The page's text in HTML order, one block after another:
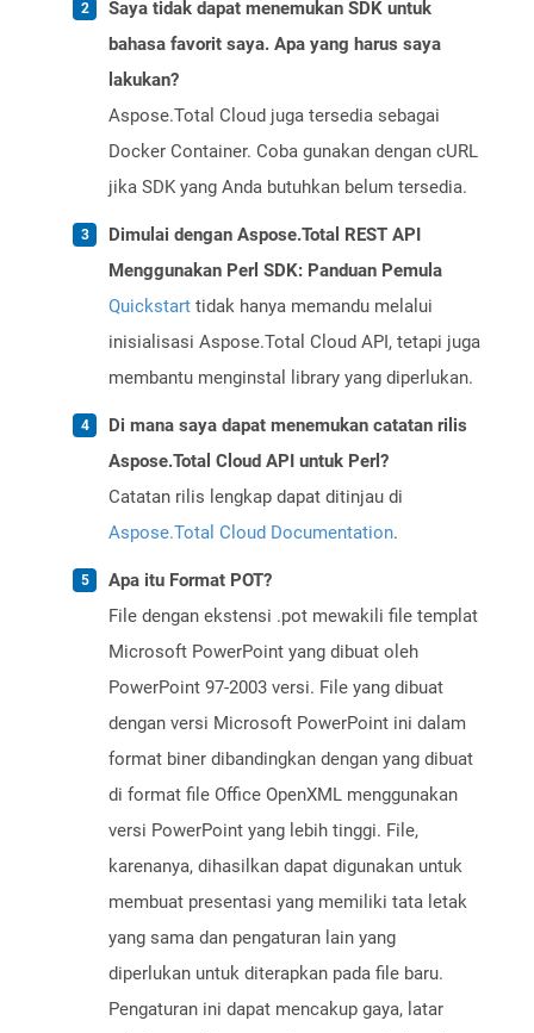
Saya tidak dapat menemukan SDK untuk
bahasa favorit saya. Apa yang harus saya
lakukan?
Aspose.Total Cloud juga tersedia sebagai
Docker Container. Coba gunakan dengan cURL
jika SDK yang Anda butuhkan belum tersedia.
Dimulai dengan Aspose.Total REST API
Menggunakan Perl SDK: Panduan Pemula
Quickstart tidak hanya memandu melalui
inisialisasi Aspose.Total Cloud API, tetapi juga
membantu menginstal library yang diperlukan.
Di mana saya dapat menemukan catatan rilis
Aspose.Total Cloud API untuk Perl?
Catatan rilis lengkap dapat ditinjau di
Aspose.Total Cloud Documentation.
Apa itu Format POT?
File dengan ekstensi .pot mewakili file templat
Microsoft PowerPoint yang dibuat oleh
PowerPoint 97-2003 versi. File yang dibuat
dengan versi Microsoft PowerPoint ini dalam
format biner dibandingkan dengan yang dibuat
di format file Office OpenXML menggunakan
versi PowerPoint yang lebih tinggi. File,
karenanya, dihasilkan dapat digunakan untuk
membuat presentasi yang memiliki tata letak
yang sama dan pengaturan lain yang
diperlukan untuk diterapkan pada file baru.
Pengaturan ini dapat mencakup gaya, latar